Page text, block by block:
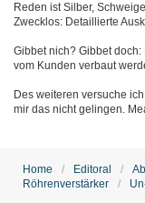
Reden ist Silber,
Zwecklos: Detaillierte
Gibbet nich? Gibbet
vom Kunden verbaut
Des weiteren versuche
mir das nicht gelingen.
Home Editoral
Röhrenverstärker